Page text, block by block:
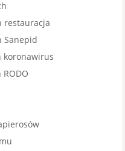
restauracja
Sanepid
koronawirus